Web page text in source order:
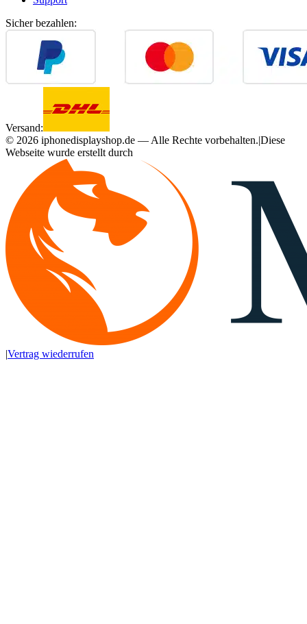
Sicher bezahlen:
Versand:
© 2026 iphonedisplayshop.de — Alle Rechte vorbehalten.|Diese
Webseite wurde erstellt durch
|Vertrag wiederrufen